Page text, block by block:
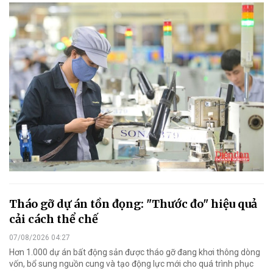
Tháo gỡ dự án tồn đọng: "Thước đo" hiệu quả
cải cách thể chế
07/08/2026 04:27
Hơn 1.000 dự án bất động sản được tháo gỡ đang khơi thông dòng
vốn, bổ sung nguồn cung và tạo động lực mới cho quá trình phục